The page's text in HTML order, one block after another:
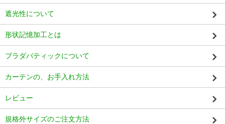
遮光性について
形状記憶加工とは
プラダバティックについて
カーテンの、お手入れ方法
レビュー
規格外サイズのご注文方法